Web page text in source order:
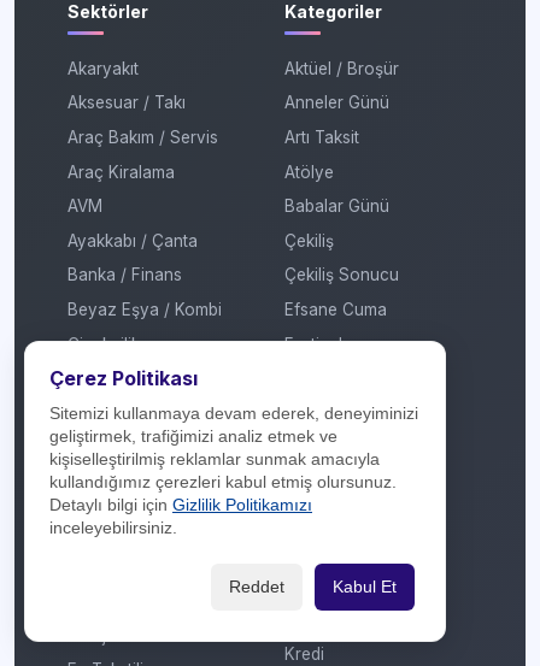
Sektörler
Akaryakıt
Aksesuar / Takı
Araç Bakım / Servis
Araç Kiralama
AVM
Ayakkabı / Çanta
Banka / Finans
Beyaz Eşya / Kombi
Çiçekçilik
Çok Katlı Mağaza
Dijital Platform
E-Ticaret / Online
Alışveriş
Eğitim / Kırtasiye
Elektrikli Araç Şarj
Kategoriler
Aktüel / Broşür
Anneler Günü
Artı Taksit
Atölye
Babalar Günü
Çekiliş
Çekiliş Sonucu
Efsane Cuma
Festival
Hediye
İmza Günü / Söyleşi
İndirim
Kadınlar Günü
Kitap Fuarı
Kredi
Çerez Politikası
Sitemizi kullanmaya devam ederek, deneyiminizi
geliştirmek, trafiğimizi analiz etmek ve
kişiselleştirilmiş reklamlar sunmak amacıyla
kullandığımız çerezleri kabul etmiş olursunuz.
Detaylı bilgi için Gizlilik Politikamızı
inceleyebilirsiniz.
Reddet Kabul Et